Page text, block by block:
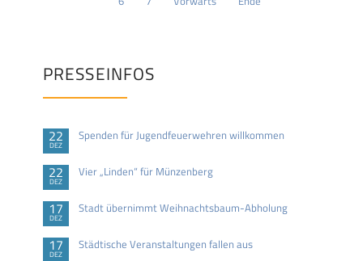
PRESSEINFOS
22
DEZ
Spenden für Jugendfeuerwehren willkommen
22
DEZ
Vier „Linden“ für Münzenberg
17
DEZ
Stadt übernimmt Weihnachtsbaum-Abholung
17
DEZ
Städtische Veranstaltungen fallen aus